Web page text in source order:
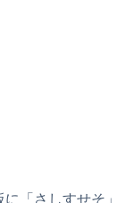
「さしすせそ」